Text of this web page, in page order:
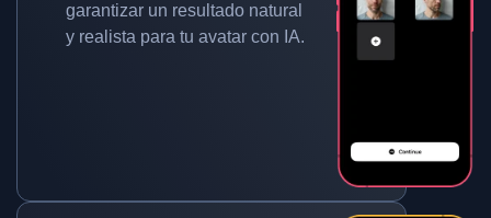
garantizar un resultado natural
y realista para tu avatar con IA.